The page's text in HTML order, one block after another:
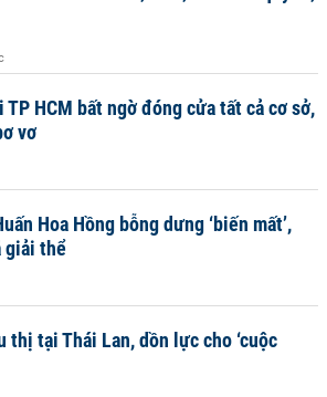
HCM bất ngờ đóng cửa tất cả cơ sở,
vơ
Hoa Hồng bỗng dưng ‘biến mất’,
giải thể
thị tại Thái Lan, dồn lực cho ‘cuộc